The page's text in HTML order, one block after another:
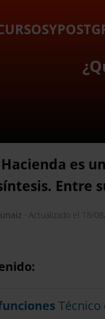
Hacienda es
Entre
· Actualizado el 18/
Técnico